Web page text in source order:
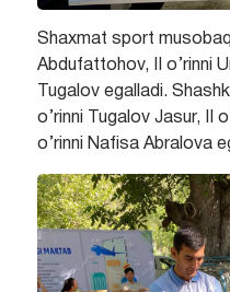
Shaxmat sport
Abdufattohov, II o’rinni
Tugalov egalladi.
o’rinni Tugalov Jasur, II
o’rinni Nafisa Abralova